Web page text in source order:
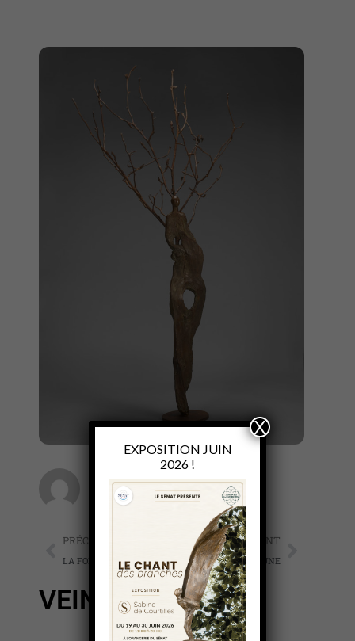
Sabine de Courtilles
PRÉCÉDENT
LA FORÊT ENCHANTEE
SUIVANT
CLAIR DE LUNE
VEINURES
EXPOSITION JUIN
2026 !
X